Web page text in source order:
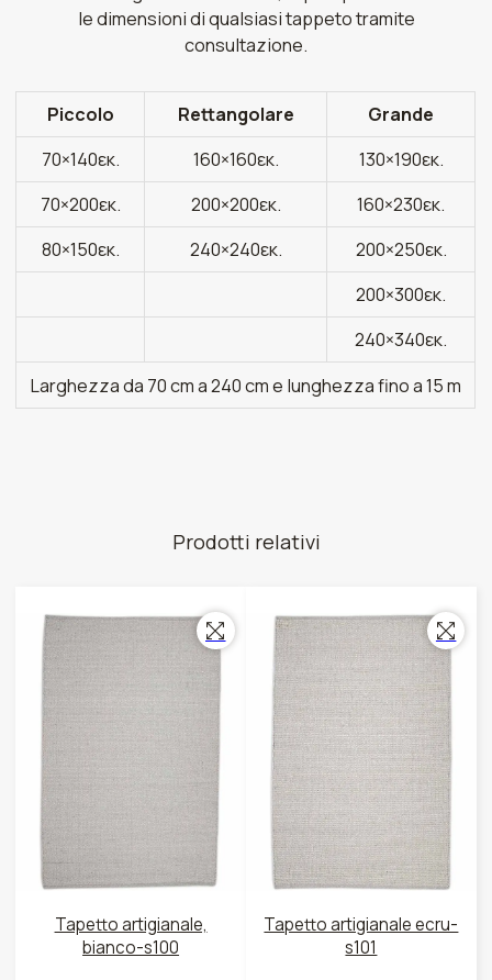
le dimensioni di qualsiasi tappeto tramite
consultazione.
Piccolo Rettangolare
Grande
70×140εκ.
160×160εκ.
130×190εκ.
70×200εκ.
200×200εκ.
160×230εκ.
80×150εκ.
240×240εκ.
200×250εκ.
200×300εκ.
240×340εκ.
Larghezza da 70 cm a 240 cm e lunghezza fino a 15 m
Prodotti relativi
Tapetto artigianale,
bianco-s100
Tapetto artigianale ecru-
s101